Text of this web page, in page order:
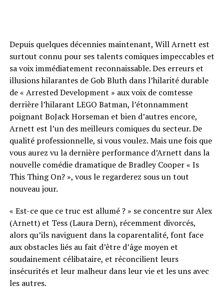
Depuis quelques décennies maintenant, Will Arnett est
surtout connu pour ses talents comiques impeccables et
sa voix immédiatement reconnaissable. Des erreurs et
illusions hilarantes de Gob Bluth dans l’hilarité durable
de « Arrested Development » aux voix de comtesse
derrière l’hilarant LEGO Batman, l’étonnamment
poignant BoJack Horseman et bien d’autres encore,
Arnett est l’un des meilleurs comiques du secteur. De
qualité professionnelle, si vous voulez. Mais une fois que
vous aurez vu la dernière performance d’Arnett dans la
nouvelle comédie dramatique de Bradley Cooper « Is
This Thing On? », vous le regarderez sous un tout
nouveau jour.
« Est-ce que ce truc est allumé ? » se concentre sur Alex
(Arnett) et Tess (Laura Dern), récemment divorcés,
alors qu’ils naviguent dans la coparentalité, font face
aux obstacles liés au fait d’être d’âge moyen et
soudainement célibataire, et réconcilient leurs
insécurités et leur malheur dans leur vie et les uns avec
les autres.